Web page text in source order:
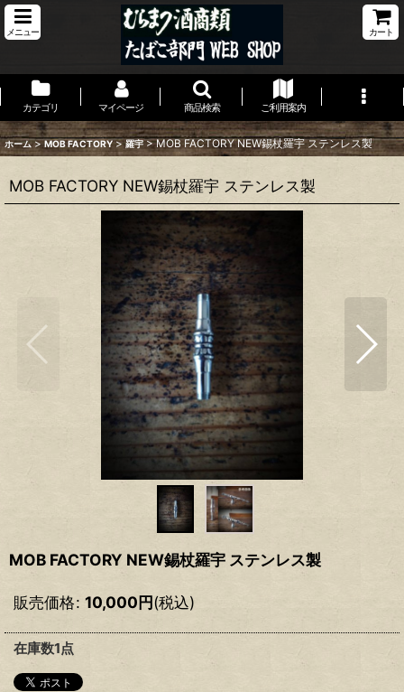
メニュー カート
カテゴリ マイページ 商品検索 ご利用案内
ホーム > MOB FACTORY > 羅宇 > MOB FACTORY NEW錫杖羅宇 ステンレス製
MOB FACTORY NEW錫杖羅宇 ステンレス製
MOB FACTORY NEW錫杖羅宇 ステンレス製
販売価格: 10,000円(税込)
在庫数1点